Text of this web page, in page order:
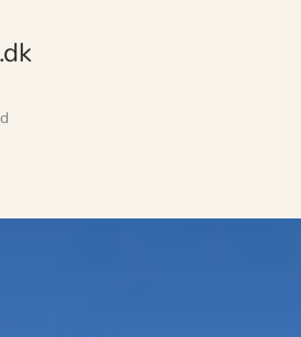
.dk
hygge og sommerhus